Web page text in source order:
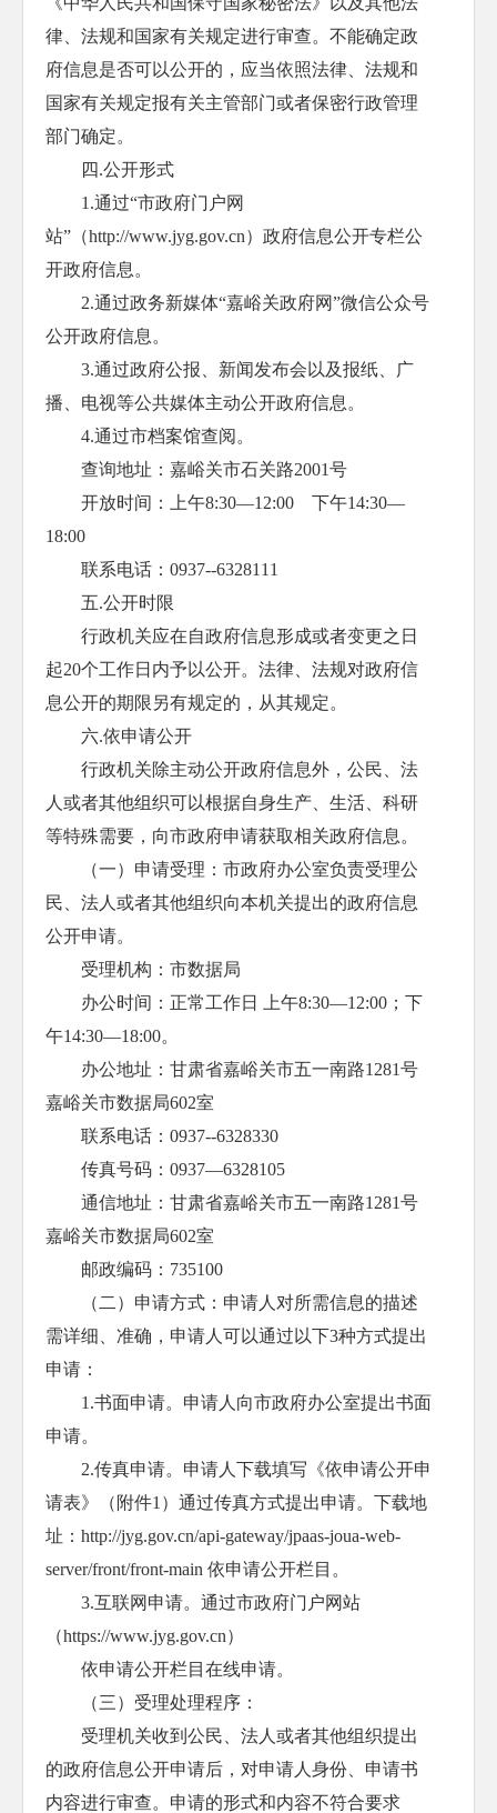
律、法规和国家有关规定进行审查。不能确定政
府信息是否可以公开的，应当依照法律、法规和
国家有关规定报有关主管部门或者保密行政管理
部门确定。
四.公开形式
1.通过“市政府门户网
站”（http://www.jyg.gov.cn）政府信息公开专栏公
开政府信息。
2.通过政务新媒体“嘉峪关政府网”微信公众号
公开政府信息。
3.通过政府公报、新闻发布会以及报纸、广
播、电视等公共媒体主动公开政府信息。
4.通过市档案馆查阅。
查询地址：嘉峪关市石关路2001号
开放时间：上午8:30—12:00 下午14:30—
18:00
联系电话：0937--6328111
五.公开时限
行政机关应在自政府信息形成或者变更之日
起20个工作日内予以公开。法律、法规对政府信
息公开的期限另有规定的，从其规定。
六.依申请公开
行政机关除主动公开政府信息外，公民、法
人或者其他组织可以根据自身生产、生活、科研
等特殊需要，向市政府申请获取相关政府信息。
（一）申请受理：市政府办公室负责受理公
民、法人或者其他组织向本机关提出的政府信息
公开申请。
受理机构：市数据局
办公时间：正常工作日 上午8:30—12:00；下
午14:30—18:00。
办公地址：甘肃省嘉峪关市五一南路1281号
嘉峪关市数据局602室
联系电话：0937--6328330
传真号码：0937—6328105
通信地址：甘肃省嘉峪关市五一南路1281号
嘉峪关市数据局602室
邮政编码：735100
（二）申请方式：申请人对所需信息的描述
需详细、准确，申请人可以通过以下3种方式提出
申请：
1.书面申请。申请人向市政府办公室提出书面
申请。
2.传真申请。申请人下载填写《依申请公开申
请表》（附件1）通过传真方式提出申请。下载地
址：http://jyg.gov.cn/api-gateway/jpaas-joua-web-
server/front/front-main 依申请公开栏目。
3.互联网申请。通过市政府门户网站
（https://www.jyg.gov.cn）
依申请公开栏目在线申请。
（三）受理处理程序：
受理机关收到公民、法人或者其他组织提出
的政府信息公开申请后，对申请人身份、申请书
内容进行审查。申请的形式和内容不符合要求